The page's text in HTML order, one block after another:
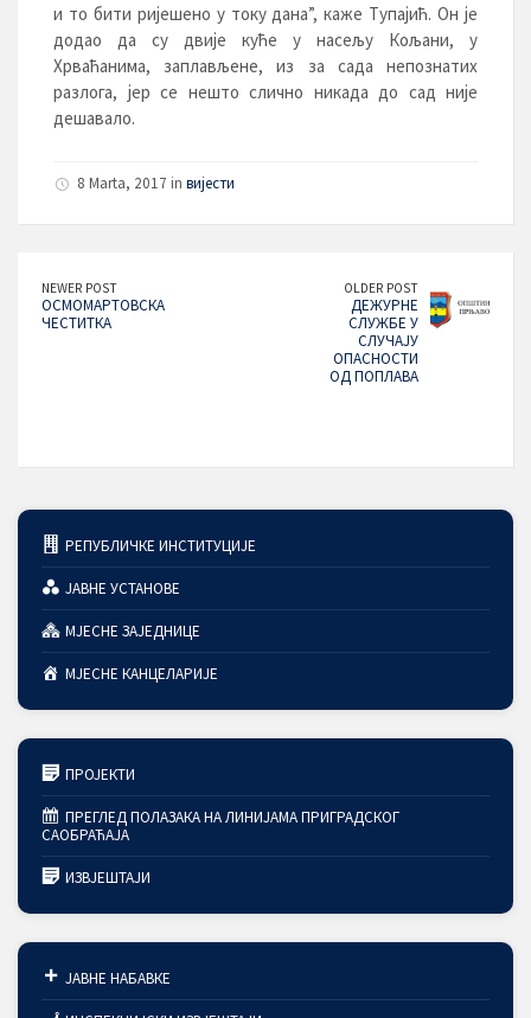
и то бити ријешено у току дана”, каже Тупајић. Он је
додао да су двије куће у насељу Кољани, у
Хрваћанима, заплављене, из за сада непознатих
разлога, јер се нешто слично никада до сад није
дешавало.
8 Marta, 2017 in вијести
NEWER POST
OСМОМАРТОВСКА
ЧЕСТИТКА
OLDER POST
ДЕЖУРНЕ
СЛУЖБЕ У
СЛУЧАЈУ
ОПАСНОСТИ
ОД ПОПЛАВА
РЕПУБЛИЧКЕ ИНСТИТУЦИЈЕ
ЈАВНЕ УСТАНОВЕ
МЈЕСНЕ ЗАЈЕДНИЦЕ
МЈЕСНЕ КАНЦЕЛАРИЈЕ
ПРОЈЕКТИ
ПРЕГЛЕД ПОЛАЗАКА НА ЛИНИЈАМА ПРИГРАДСКОГ
САОБРАЋАЈА
ИЗВЈЕШТАЈИ
ЈАВНЕ НАБАВКЕ